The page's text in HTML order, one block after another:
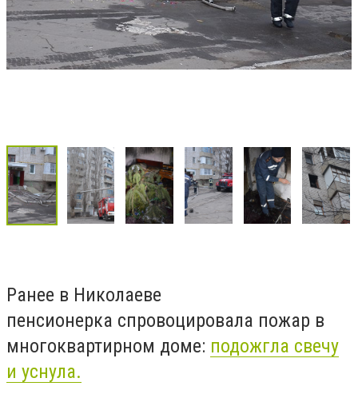
Ранее в Николаеве
пенсионерка спровоцировала пожар в
многоквартирном доме: подожгла свечу
и уснула.